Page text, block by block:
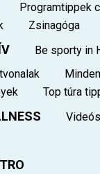
Programtippek
Zsinagóga
Be sporty in
Top túra